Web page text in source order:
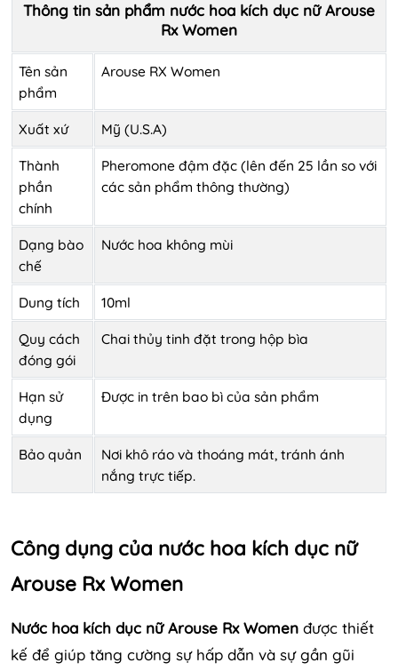
Thông tin sản phẩm nước hoa kích dục nữ Arouse
Rx Women
Tên sản
phẩm
Arouse RX Women
Xuất xứ Mỹ (U.S.A)
Thành
phần
chính
Pheromone đậm đặc (lên đến 25 lần so với
các sản phẩm thông thường)
Dạng bào
chế
Nước hoa không mùi
Dung tích 10ml
Quy cách
đóng gói
Chai thủy tinh đặt trong hộp bìa
Hạn sử
dụng
Được in trên bao bì của sản phẩm
Bảo quản
Nơi khô ráo và thoáng mát, tránh ánh
nắng trực tiếp.
Công dụng của nước hoa kích dục nữ
Arouse Rx Women
Nước hoa kích dục nữ Arouse Rx Women được thiết
kế để giúp tăng cường sự hấp dẫn và sự gần gũi